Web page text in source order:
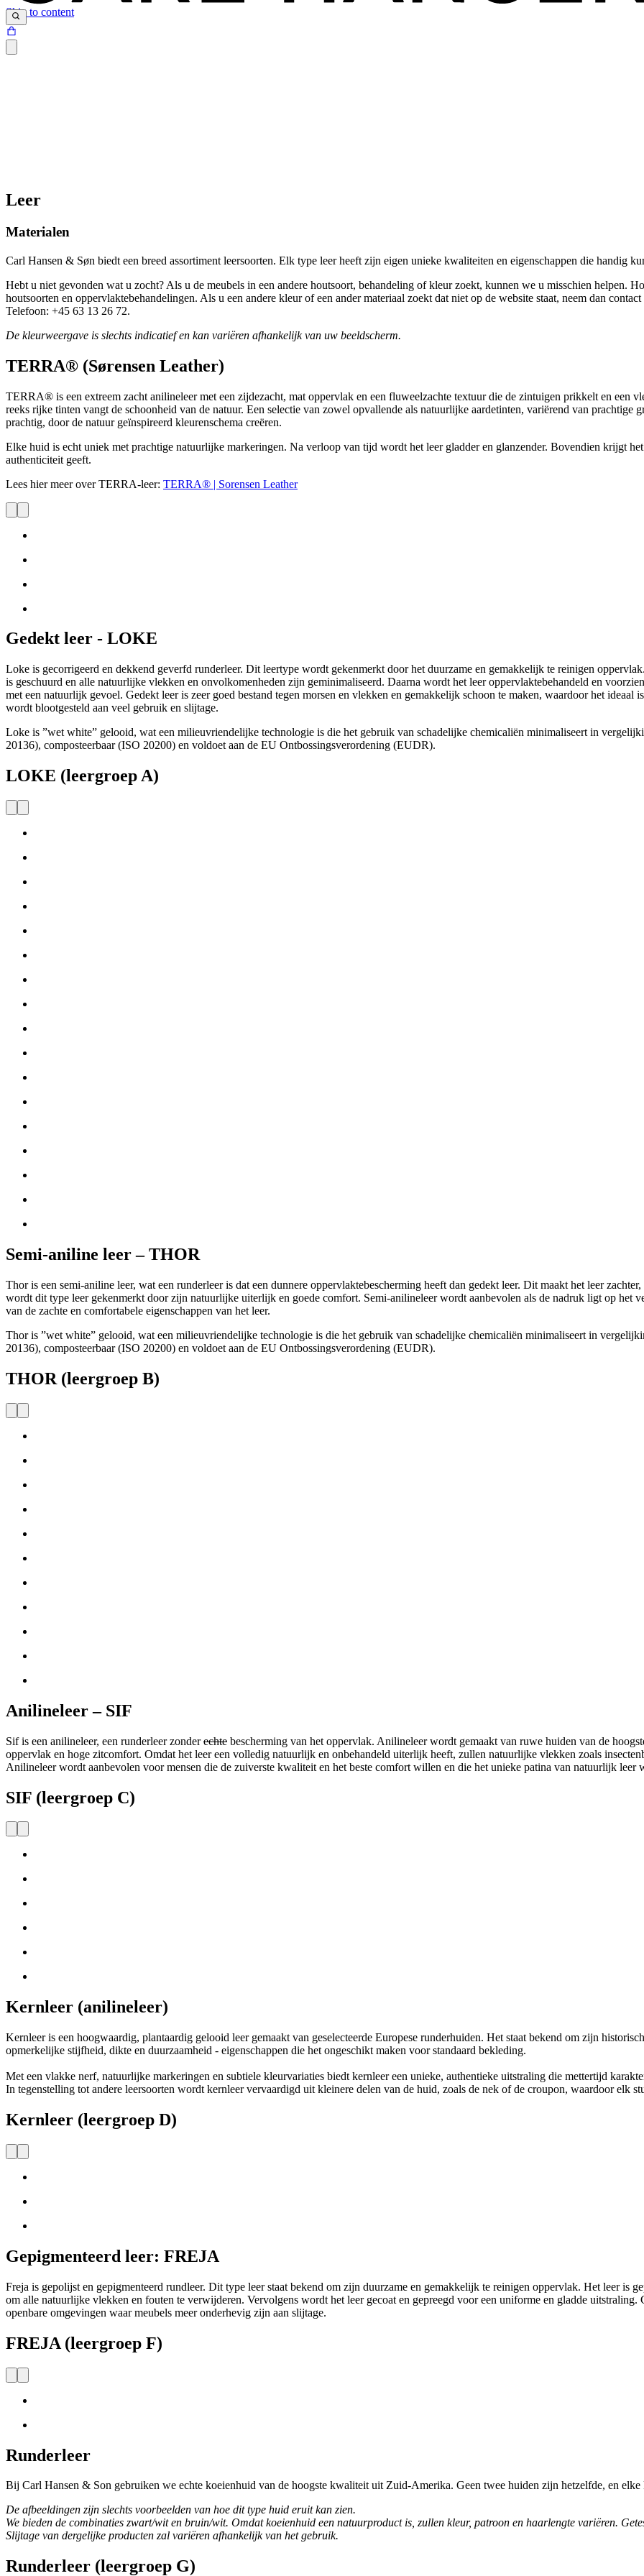
Skip to content
Leer
Materialen
Carl Hansen & Søn biedt een breed assortiment leersoorten. Elk type leer heeft zijn eigen unieke kwaliteiten en eigenschappen die handig
Hebt u niet gevonden wat u zocht? Als u de meubels in een andere houtsoort, behandeling of kleur zoekt, kunnen we u misschien helpen.
houtsoorten en oppervlaktebehandelingen. Als u een andere kleur of een ander materiaal zoekt dat niet op de website staat, neem dan
Telefoon: +45 63 13 26 72.
De kleurweergave is slechts indicatief en kan variëren afhankelijk van uw beeldscherm.
TERRA® (Sørensen Leather)
TERRA® is een extreem zacht anilineleer met een zijdezacht, mat oppervlak en een fluweelzachte textuur die de zintuigen prikkelt en een
reeks rijke tinten vangt de schoonheid van de natuur. Een selectie van zowel opvallende als natuurlijke aardetinten, variërend van prachtige
prachtig, door de natuur geïnspireerd kleurenschema creëren.
Elke huid is echt uniek met prachtige natuurlijke markeringen. Na verloop van tijd wordt het leer gladder en glanzender. Bovendien krijgt
authenticiteit geeft.
Lees hier meer over TERRA-leer: TERRA® | Sorensen Leather
Gedekt leer - LOKE
Loke is gecorrigeerd en dekkend geverfd runderleer. Dit leertype wordt gekenmerkt door het duurzame en gemakkelijk te reinigen
is geschuurd en alle natuurlijke vlekken en onvolkomenheden zijn geminimaliseerd. Daarna wordt het leer oppervlaktebehandeld en
met een natuurlijk gevoel. Gedekt leer is zeer goed bestand tegen morsen en vlekken en gemakkelijk schoon te maken, waardoor het
wordt blootgesteld aan veel gebruik en slijtage.
Loke is ”wet white” gelooid, wat een milieuvriendelijke technologie is die het gebruik van schadelijke chemicaliën minimaliseert in
20136), composteerbaar (ISO 20200) en voldoet aan de EU Ontbossingsverordening (EUDR).
LOKE (leergroep A)
Semi-aniline leer – THOR
Thor is een semi-aniline leer, wat een runderleer is dat een dunnere oppervlaktebescherming heeft dan gedekt leer. Dit maakt het leer
wordt dit type leer gekenmerkt door zijn natuurlijke uiterlijk en goede comfort. Semi-anilineleer wordt aanbevolen als de nadruk ligt op het
van de zachte en comfortabele eigenschappen van het leer.
Thor is ”wet white” gelooid, wat een milieuvriendelijke technologie is die het gebruik van schadelijke chemicaliën minimaliseert in
20136), composteerbaar (ISO 20200) en voldoet aan de EU Ontbossingsverordening (EUDR).
THOR (leergroep B)
Anilineleer – SIF
Sif is een anilineleer, een runderleer zonderechte bescherming van het oppervlak. Anilineleer wordt gemaakt van ruwe huiden van de
oppervlak en hoge zitcomfort. Omdat het leer een volledig natuurlijk en onbehandeld uiterlijk heeft, zullen natuurlijke vlekken zoals
Anilineleer wordt aanbevolen voor mensen die de zuiverste kwaliteit en het beste comfort willen en die het unieke patina van natuurlijk leer
SIF (leergroep C)
Kernleer (anilineleer)
Kernleer is een hoogwaardig, plantaardig gelooid leer gemaakt van geselecteerde Europese runderhuiden. Het staat bekend om zijn
opmerkelijke stijfheid, dikte en duurzaamheid - eigenschappen die het ongeschikt maken voor standaard bekleding.
Met een vlakke nerf, natuurlijke markeringen en subtiele kleurvariaties biedt kernleer een unieke, authentieke uitstraling die mettertijd
In tegenstelling tot andere leersoorten wordt kernleer vervaardigd uit kleinere delen van de huid, zoals de nek of de croupon, waardoor elk
Kernleer (leergroep D)
Gepigmenteerd leer: FREJA
Freja is gepolijst en gepigmenteerd rundleer. Dit type leer staat bekend om zijn duurzame en gemakkelijk te reinigen oppervlak. Het leer is
om alle natuurlijke vlekken en fouten te verwijderen. Vervolgens wordt het leer gecoat en gepreegd voor een uniforme en gladde
openbare omgevingen waar meubels meer onderhevig zijn aan slijtage.
FREJA (leergroep F)
Runderleer
Bij Carl Hansen & Son gebruiken we echte koeienhuid van de hoogste kwaliteit uit Zuid-Amerika. Geen twee huiden zijn hetzelfde, en
De afbeeldingen zijn slechts voorbeelden van hoe dit type huid eruit kan zien.
We bieden de combinaties zwart/wit en bruin/wit. Omdat koeienhuid een natuurproduct is, zullen kleur, patroon en haarlengte variëren.
Slijtage van dergelijke producten zal variëren afhankelijk van het gebruik.
Runderleer (leergroep G)